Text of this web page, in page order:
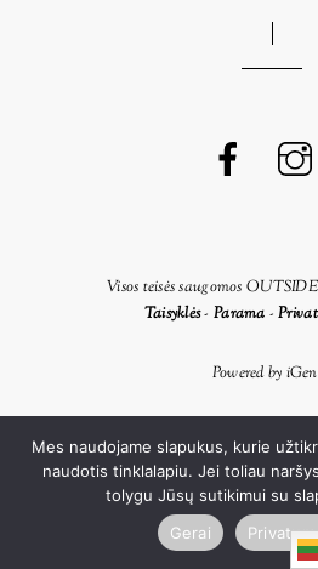
Visos teisės saugomos
Taisyklės- Parama -
Powered by
Mes naudojame slapukus, kurie
naudotis tinklalapiu. Jei toliau
tolygu Jūsų sutikimui su
Gerai